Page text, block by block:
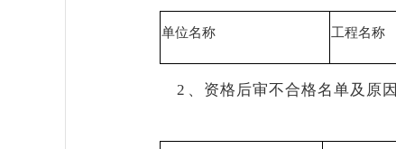
单位名称 工程名称
2 、 资格后审不合格名单及原因